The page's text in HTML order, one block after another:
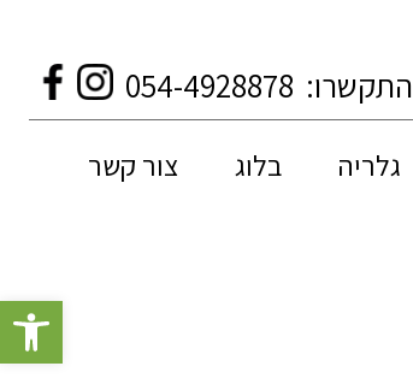
פתח
התקשרו: 054-4928878
גלריה בלוג צור קשר